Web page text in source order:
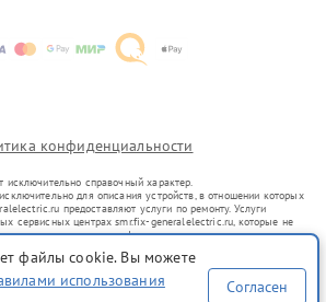
конфиденциальности
справочный характер.
для описания устройств, в отношении которых
предоставляют услуги по ремонту. Услуги
сервисных центрах smr.fix-generalelectric.ru, которые не
знаков или их официальными представителями.
уже введенных в гражданский оборот в соответствии
не преследует цели индивидуализации услуг или введения
для информирования о предоставляемых услугах по
файлы cookie. Вы можете
использования
Согласен